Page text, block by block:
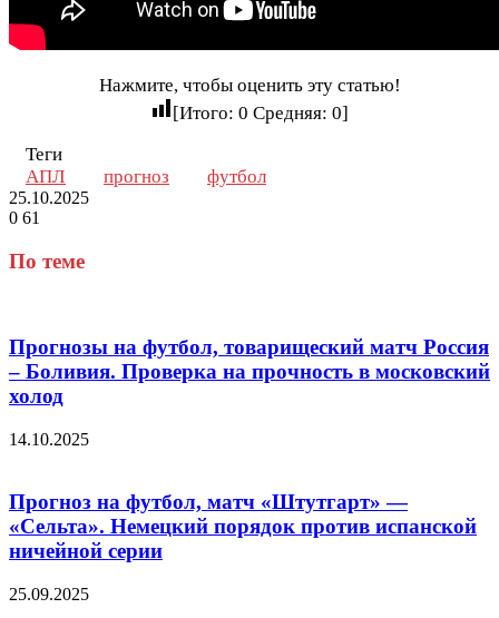
Нажмите, чтобы оценить эту статью!
[Итого: 0 Средняя: 0]
Теги
АПЛ
прогноз футбол
25.10.2025
0 61
через
По теме
Прогнозы на футбол, товарищеский матч Россия
– Боливия. Проверка на прочность в московский
холод
14.10.2025
Прогноз на футбол, матч «Штутгарт» —
«Сельта». Немецкий порядок против испанской
ничейной серии
25.09.2025